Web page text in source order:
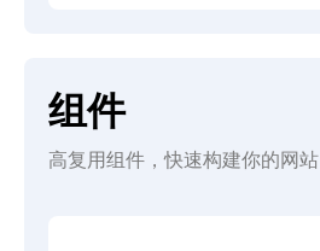
组件
高复用组件，快速构建你的网站